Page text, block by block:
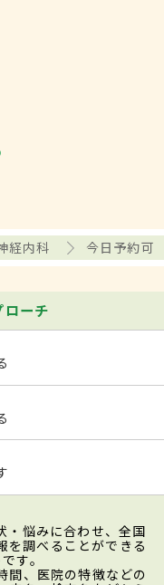
経内科 今日予約可
ローチ
・悩みに合わせ、全国
を調べることができる
す。
間、医院の特徴などの